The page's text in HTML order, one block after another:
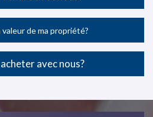
de ma propriété?
avec nous?